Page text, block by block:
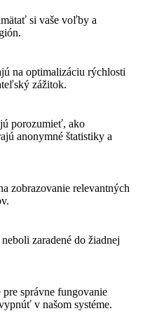
si vaše voľby a
na optimalizáciu rýchlosti
zážitok.
porozumieť, ako
anonymné štatistiky a
zobrazovanie relevantných
zaradené do žiadnej
správne fungovanie
v našom systéme.